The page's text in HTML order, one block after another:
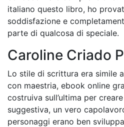
italiano questo libro, ho
soddisfazione e
parte di qualcosa di speciale.
Caroline Criado
Lo stile di scrittura era simile
con maestria, ebook online
costruiva sull’ultima per
suggestiva, un vero
personaggi erano ben